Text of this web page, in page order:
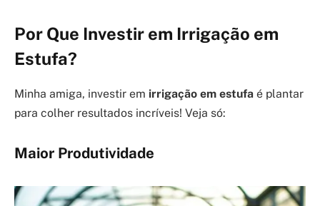
Por Que Investir em Irrigação em
Estufa?
Minha amiga, investir em irrigação em estufa é plantar
para colher resultados incríveis! Veja só:
Maior Produtividade